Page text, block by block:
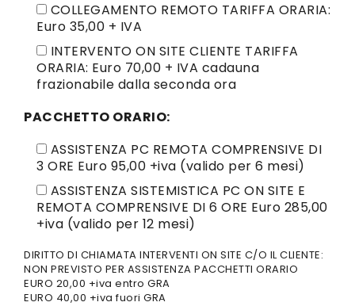
COLLEGAMENTO REMOTO TARIFFA ORARIA:
Euro 35,00 + IVA
INTERVENTO ON SITE CLIENTE TARIFFA
ORARIA: Euro 70,00 + IVA cadauna
frazionabile dalla seconda ora
PACCHETTO ORARIO:
ASSISTENZA PC REMOTA COMPRENSIVE DI
3 ORE Euro 95,00 +iva (valido per 6 mesi)
ASSISTENZA SISTEMISTICA PC ON SITE E
REMOTA COMPRENSIVE DI 6 ORE Euro 285,00
+iva (valido per 12 mesi)
DIRITTO DI CHIAMATA INTERVENTI ON SITE C/O IL CLIENTE:
NON PREVISTO PER ASSISTENZA PACCHETTI ORARIO
EURO 20,00 +iva entro GRA
EURO 40,00 +iva fuori GRA